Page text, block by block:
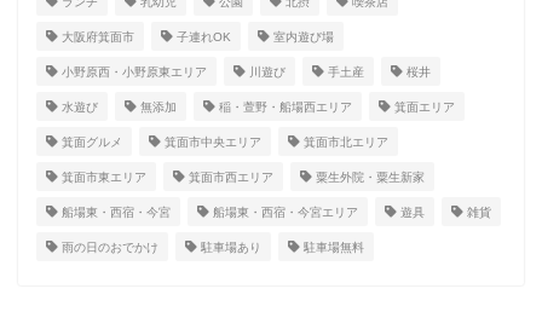
大阪府箕面市 子連れOK 室内遊び場
小野原西・小野原東エリア 川遊び 手土産 桜井
水遊び 無添加 稲・萱野・船場西エリア 箕面エリア
箕面グルメ 箕面市中央エリア 箕面市北エリア
箕面市東エリア 箕面市西エリア 粟生外院・粟生新家
船場東・西宿・今宮 船場東・西宿・今宮エリア 遊具 雑貨
雨の日のおでかけ 駐車場あり 駐車場無料